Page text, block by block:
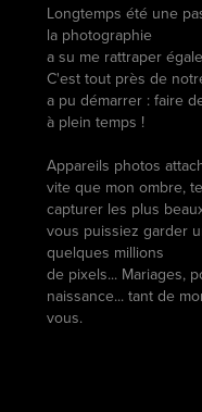
Longtemps été une
la photographie
a su me rattraper
C'est tout près de
a pu démarrer : faire
à plein temps !
Appareils photos
vite que mon ombre,
capturer les plus
vous puissiez garder
quelques millions
de pixels... Mariages,
naissance... tant de
vous.